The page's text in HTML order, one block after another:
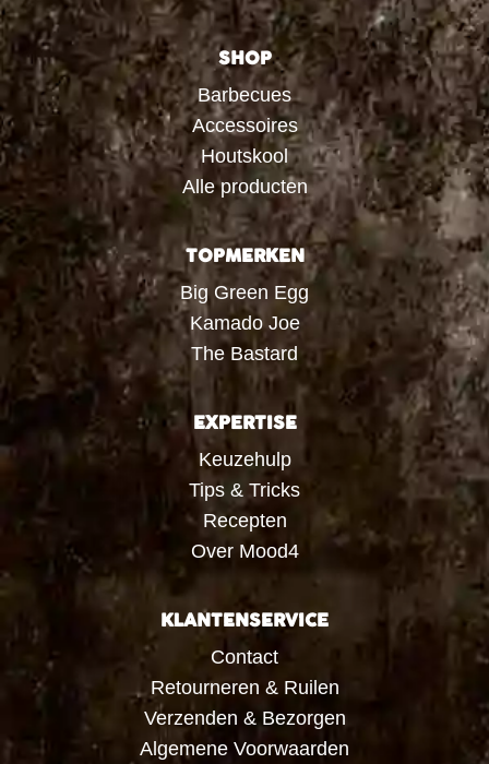
SHOP
Barbecues
Accessoires
Houtskool
Alle producten
TOPMERKEN
Big Green Egg
Kamado Joe
The Bastard
EXPERTISE
Keuzehulp
Tips & Tricks
Recepten
Over Mood4
KLANTENSERVICE
Contact
Retourneren & Ruilen
Verzenden & Bezorgen
Algemene Voorwaarden